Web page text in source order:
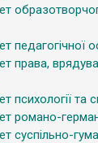
педагогічної
права,
психології та
романо-
суспільно-